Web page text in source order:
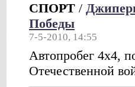
СПОРТ /
Победы
7-5-2010, 14:55
Автопробег 4х4,
Отечественной